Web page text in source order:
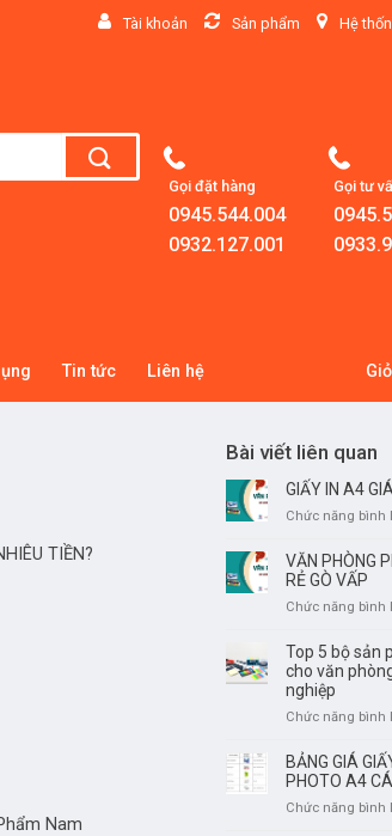
Tài khoản Sản phẩm Hệ
Gọi đặt hàng
0945.544.004
0932.127.001
Gọi tư
Tin tức Liên hệ
TIỀN?
Nam
Bài viết liên quan
GIẤY IN A4
Chức năng bình
VĂN PHÒNG
RẺ GÒ VẤP
Chức năng bình
Top 5 bộ sản
cho văn
nghiệp
Chức năng bình
BẢNG GIÁ
PHOTO A4
Chức năng bình